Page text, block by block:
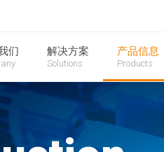
们 解决方案
Solutions
产品信息
Products